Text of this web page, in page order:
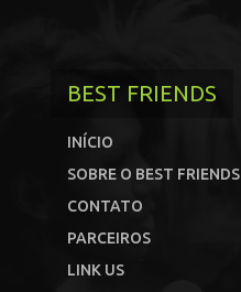
BEST FRIENDS
INÍCIO
SOBRE O BEST FRIENDS
CONTATO
PARCEIROS
LINK US